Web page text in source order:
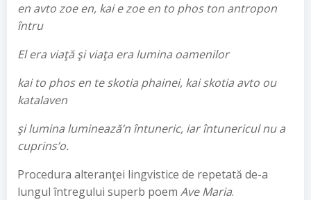
en avto zoe en, kai e zoe en to phos ton antropon
întru
El era viaţă şi viaţa era lumina oamenilor
kai to phos en te skotia phainei, kai skotia avto ou
katalaven
şi lumina luminează’n întuneric, iar întunericul nu a
cuprins’o.
Procedura alteranţei lingvistice de repetată de-a
lungul întregului superb poem Ave Maria.